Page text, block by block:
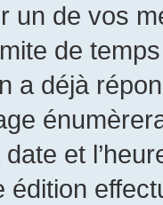
un de vos
de
a déjà
et
édition